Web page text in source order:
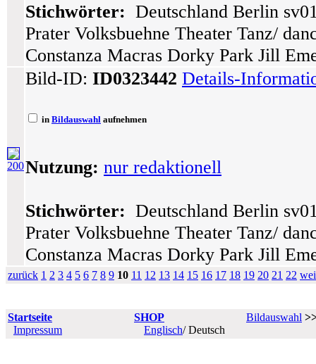
Stichwörter: Deutschland Berlin
Prater Volksbuehne Theater Tanz/
Constanza Macras Dorky Park Jill
200
Bild-ID: ID0323442 Details-
in Bildauswahl aufnehmen
Nutzung: nur redaktionell
Stichwörter: Deutschland Berlin
Prater Volksbuehne Theater Tanz/
Constanza Macras Dorky Park Jill
zurück 1 2 3 4 5 6 7 8 9 10 11 12 13 14 15 16 17 18 19 20 21 22
Startseite SHOP Bildauswahl
Impressum
Englisch/ Deutsch